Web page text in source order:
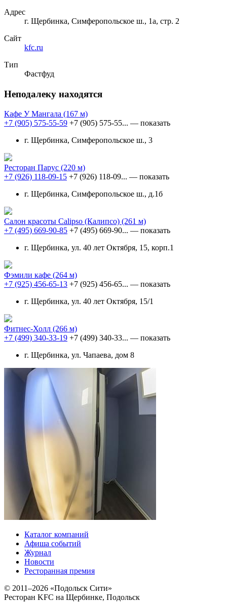
Адрес
г. Щербинка, Симферопольское ш., 1а, стр. 2
Сайт
kfc.ru
Тип
Фастфуд
Неподалеку находятся
Кафе У Мангала (167 м)
+7 (905) 575-55-59 +7 (905) 575-55... — показать
г. Щербинка, Симферопольское ш., 3
Ресторан Парус (220 м)
+7 (926) 118-09-15 +7 (926) 118-09... — показать
г. Щербинка, Симферопольское ш., д.1б
Салон красоты Calipso (Калипсо) (261 м)
+7 (495) 669-90-85 +7 (495) 669-90... — показать
г. Щербинка, ул. 40 лет Октября, 15, корп.1
Фэмили кафе (264 м)
+7 (925) 456-65-13 +7 (925) 456-65... — показать
г. Щербинка, ул. 40 лет Октября, 15/1
Фитнес-Холл (266 м)
+7 (499) 340-33-19 +7 (499) 340-33... — показать
г. Щербинка, ул. Чапаева, дом 8
Каталог компаний
Афиша событий
Журнал
Новости
Ресторанная премия
© 2011–2026 «Подольск Сити»
Ресторан KFC на Щербинке, Подольск